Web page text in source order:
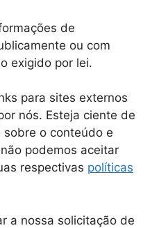
de
ou com
exigido por lei.
para sites externos
nós. Esteja ciente de
o conteúdo e
podemos aceitar
respectivas políticas
a nossa solicitação de